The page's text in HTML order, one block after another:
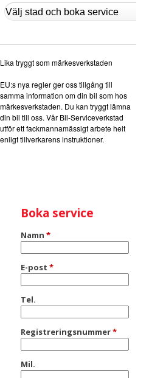
Lika tryggt som märkesverkstaden
EU:s nya regler ger oss tillgång till
samma information om din bil som hos
märkesverkstaden. Du kan tryggt lämna
din bil till oss. Vår Bil-Serviceverkstad
utför ett fackmannamässigt arbete helt
enligt tillverkarens instruktioner.
Boka service
Namn *
E-post *
Tel.
Registreringsnummer*
Mil.